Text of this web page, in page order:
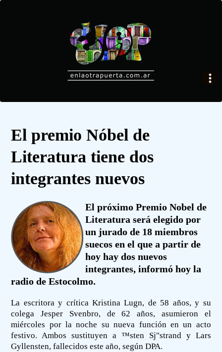
El premio Nóbel de
Literatura tiene dos
integrantes nuevos
El próximo Premio Nobel de
Literatura será elegido por
un jurado de 18 miembros
suecos en el que a partir de
hoy hay dos nuevos
integrantes, informó hoy la
radio de Estocolmo.
La escritora y crítica Kristina Lugn, de 58 años, y su
colega Jesper Svenbro, de 62 años, asumieron el
miércoles por la noche su nueva función en un acto
festivo. Ambos sustituyen a ™sten Sj"strand y Lars
Gyllensten, fallecidos este año, según DPA.